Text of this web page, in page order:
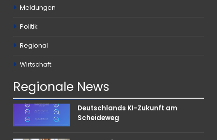
Meldungen
Politik
Regional
Wirtschaft
Regionale News
Deutschlands KI-Zukunft am
Scheideweg